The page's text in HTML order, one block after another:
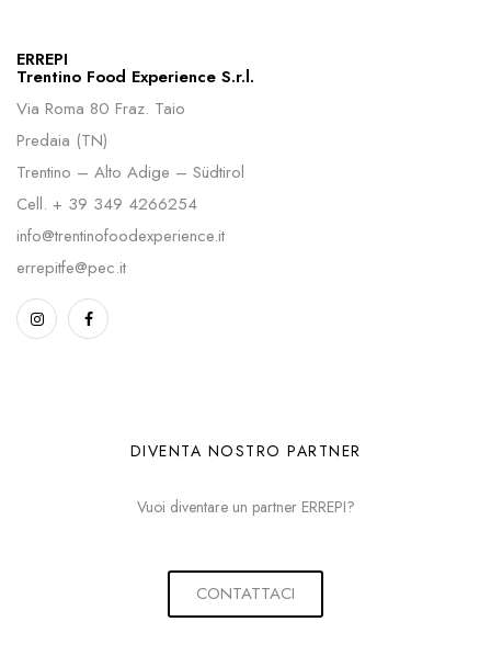
ERREPI
Trentino Food Experience S.r.l.
Via Roma 80 Fraz. Taio
Predaia (TN)
Trentino – Alto Adige – Südtirol
Cell. + 39 349 4266254
info@trentinofoodexperience.it
errepitfe@pec.it
DIVENTA NOSTRO PARTNER
Vuoi diventare un partner ERREPI?
CONTATTACI